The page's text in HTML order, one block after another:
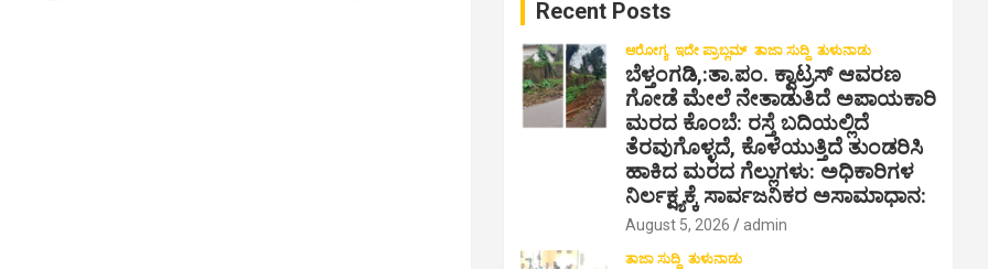
Recent Posts
ಆರೋಗ್ಯ ಇದೇ ಪ್ರಾಬ್ಲಮ್ ತಾಜಾ ಸುದ್ದಿ ತುಳುನಾಡು
ಬೆಳ್ತಂಗಡಿ,:ತಾ.ಪಂ‌. ಕ್ವಾಟ್ರಸ್ ಆವರಣ
ಗೋಡೆ ಮೇಲೆ ನೇತಾಡುತಿದೆ ಅಪಾಯಕಾರಿ
ಮರದ ಕೊಂಬೆ: ರಸ್ತೆ ಬದಿಯಲ್ಲಿದೆ
ತೆರವುಗೊಳ್ಳದೆ, ಕೊಳೆಯುತ್ತಿದೆ ತುಂಡರಿಸಿ
ಹಾಕಿದ ಮರದ ಗೆಲ್ಲುಗಳು: ಅಧಿಕಾರಿಗಳ
ನಿರ್ಲಕ್ಷ್ಯಕ್ಕೆ ಸಾರ್ವಜನಿಕರ ಅಸಾಮಾಧಾನ:
August 5, 2026 admin
ತಾಜಾ ಸುದ್ದಿ ತುಳುನಾಡು